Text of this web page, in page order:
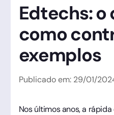
Edtechs: o
como
exemplos
Publicado em: 29/01/
Nos últimos anos, a